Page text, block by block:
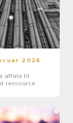
2026
ressource